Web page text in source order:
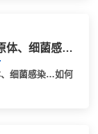
流感、肺炎支原体、细菌感染…如何检测？
细菌感染…如何